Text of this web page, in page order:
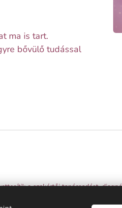
ma is tart.
bővülő tudással
a szakértői tanácsadást,